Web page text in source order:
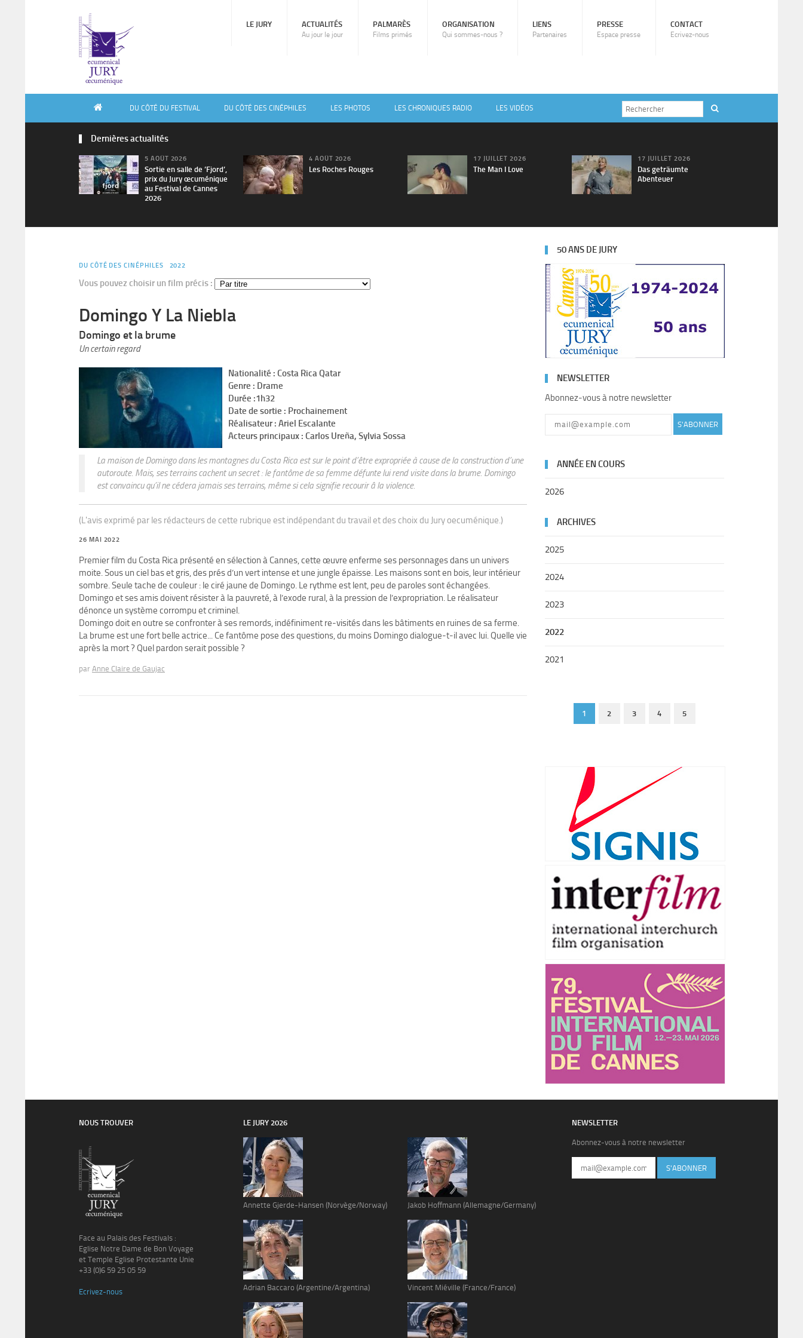
LE JURY ACTUALITÉS
Au jour le jour
PALMARÈS
Films primés
ORGANISATION
Qui sommes-nous ?
LIENS
Partenaires
PRESSE
Espace presse
CONTACT
Ecrivez-nous
DU CÔTÉ DU FESTIVAL DU CÔTÉ DES CINÉPHILES LES PHOTOS LES CHRONIQUES RADIO LES VIDÉOS
Dernières actualités
5 AOÛT 2026
Sortie en salle de ’Fjord’,
prix du Jury œcuménique
au Festival de Cannes
2026
4 AOÛT 2026
Les Roches Rouges
17 JUILLET 2026
The Man I Love
17 JUILLET 2026
Das geträumte
Abenteuer
DU CÔTÉ DES CINÉPHILES 2022
Vous pouvez choisir un film précis :
Domingo Y La Niebla
Domingo et la brume
Un certain regard
Nationalité : Costa Rica Qatar
Genre : Drame
Durée :1h32
Date de sortie : Prochainement
Réalisateur : Ariel Escalante
Acteurs principaux : Carlos Ureña, Sylvia Sossa
La maison de Domingo dans les montagnes du Costa Rica est sur le point d’être expropriée à cause de la construction d’une
autoroute. Mais, ses terrains cachent un secret : le fantôme de sa femme défunte lui rend visite dans la brume. Domingo
est convaincu qu’il ne cédera jamais ses terrains, même si cela signifie recourir â la violence.
(L'avis exprimé par les rédacteurs de cette rubrique est indépendant du travail et des choix du Jury oecuménique.)
26 MAI 2022
Premier film du Costa Rica présenté en sélection à Cannes, cette œuvre enferme ses personnages dans un univers
moite. Sous un ciel bas et gris, des prés d’un vert intense et une jungle épaisse. Les maisons sont en bois, leur intérieur
sombre. Seule tache de couleur : le ciré jaune de Domingo. Le rythme est lent, peu de paroles sont échangées.
Domingo et ses amis doivent résister à la pauvreté, à l’exode rural, à la pression de l’expropriation. Le réalisateur
dénonce un système corrompu et criminel.
Domingo doit en outre se confronter à ses remords, indéfiniment re-visités dans les bâtiments en ruines de sa ferme.
La brume est une fort belle actrice... Ce fantôme pose des questions, du moins Domingo dialogue-t-il avec lui. Quelle vie
après la mort ? Quel pardon serait possible ?
par Anne Claire de Gaujac
50 ANS DE JURY
NEWSLETTER
Abonnez-vous à notre newsletter
S'ABONNER
ANNÉE EN COURS
2026
ARCHIVES
2025
2024
2023
2022
2021
1 2 3 4 5
NOUS TROUVER
Face au Palais des Festivals :
Eglise Notre Dame de Bon Voyage
et Temple Eglise Protestante Unie
+33 (0)6 59 25 05 59
Ecrivez-nous
LE JURY 2026
Annette Gjerde-Hansen (Norvège/Norway)
Adrian Baccaro (Argentine/Argentina)
Jakob Hoffmann (Allemagne/Germany)
Vincent Miéville (France/France)
NEWSLETTER
Abonnez-vous à notre newsletter
S'ABONNER